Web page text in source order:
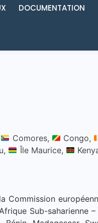
DOCUMENTATION
Comores, Congo,
Île Maurice,
Sub-saharienne